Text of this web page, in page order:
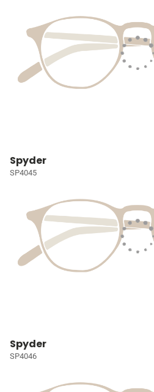
Spyder
SP4045
Spyder
SP4046